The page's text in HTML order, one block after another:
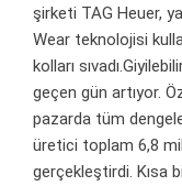
şirketi TAG Heuer,
Wear teknolojisi
kolları
geçen gün artıyor.
pazarda tüm
üretici toplam 6,8
gerçekleştirdi. Kısa